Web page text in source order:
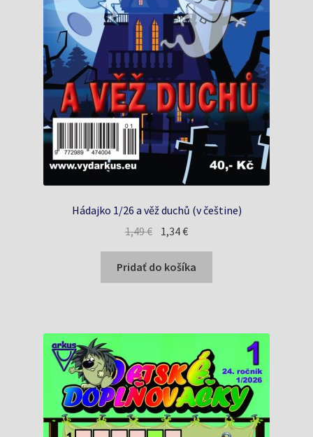
Hádajko 1/26 a věž duchů (v češtine)
1,49€ Pôvodná
cena
bola:
1,49 €.
1,34€Aktuálna
cena
je:
1,34 €.
Pridať do košíka